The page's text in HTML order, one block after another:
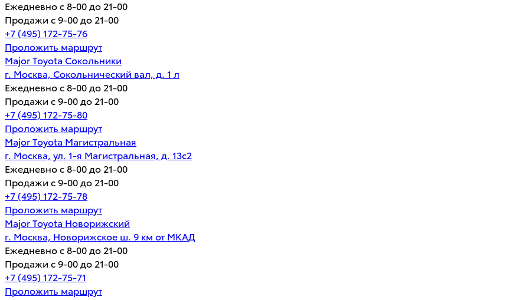
Ежедневно с 8-00 до 21-00
Продажи с 9-00 до 21-00
+7 (495) 172-75-76
Проложить маршрут
Major Toyota Сокольники
г. Москва, Сокольнический вал, д. 1 л
Ежедневно с 8-00 до 21-00
Продажи с 9-00 до 21-00
+7 (495) 172-75-80
Проложить маршрут
Major Toyota Магистральная
г. Москва, ул. 1-я Магистральная, д. 13с2
Ежедневно с 8-00 до 21-00
Продажи с 9-00 до 21-00
+7 (495) 172-75-78
Проложить маршрут
Major Toyota Новорижский
г. Москва, Новорижское ш. 9 км от МКАД
Ежедневно с 8-00 до 21-00
Продажи с 9-00 до 21-00
+7 (495) 172-75-71
Проложить маршрут